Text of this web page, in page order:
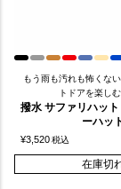
もう雨も汚れも怖くな
トドアを楽し
撥水 サファリハッ
ーハッ
¥3,520税込
在庫切